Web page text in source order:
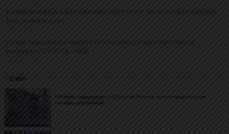
Китайська фірма відмовилася постачати тести на коронавірус
для чеських шкіл
Китай відмовився надати ВООЗ вихідні дані про перші
випадки COVID-19 – WSJ
Світ
«Не будь байдужим»: у 22 містах Польщі протестували проти
нападів на українців